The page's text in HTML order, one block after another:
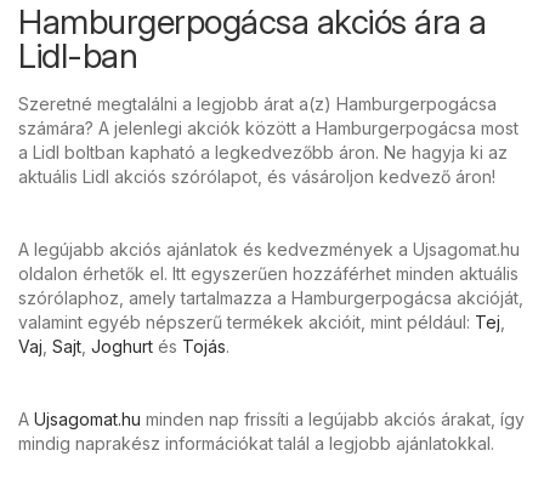
Hamburgerpogácsa akciós ára a
Lidl-ban
Szeretné megtalálni a legjobb árat a(z) Hamburgerpogácsa
számára? A jelenlegi akciók között a Hamburgerpogácsa most
a Lidl boltban kapható a legkedvezőbb áron. Ne hagyja ki az
aktuális Lidl akciós szórólapot, és vásároljon kedvező áron!
A legújabb akciós ajánlatok és kedvezmények a Ujsagomat.hu
oldalon érhetők el. Itt egyszerűen hozzáférhet minden aktuális
szórólaphoz, amely tartalmazza a Hamburgerpogácsa akcióját,
valamint egyéb népszerű termékek akcióit, mint például: Tej
Vaj Sajt Joghurt és Tojás.
A Ujsagomat.hu minden nap frissíti a legújabb akciós árakat, így
mindig naprakész információkat talál a legjobb ajánlatokkal.